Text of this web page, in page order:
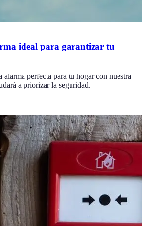
ideal para garantizar tu
alarma perfecta para tu hogar con nuestra
a priorizar la seguridad.